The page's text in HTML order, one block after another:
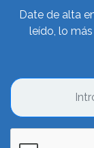
Date de alta
leído, lo